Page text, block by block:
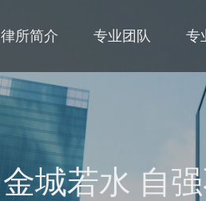
律所简介 专业团队 专
金城若水 自